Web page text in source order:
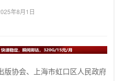
年8月1日
版协会、上海市虹口区人民政府